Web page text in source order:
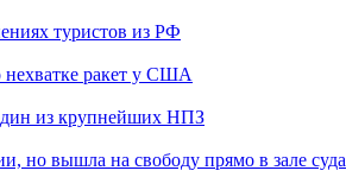
туристов из РФ
ракет у США
из крупнейших НПЗ
но вышла на свободу прямо в зале суда